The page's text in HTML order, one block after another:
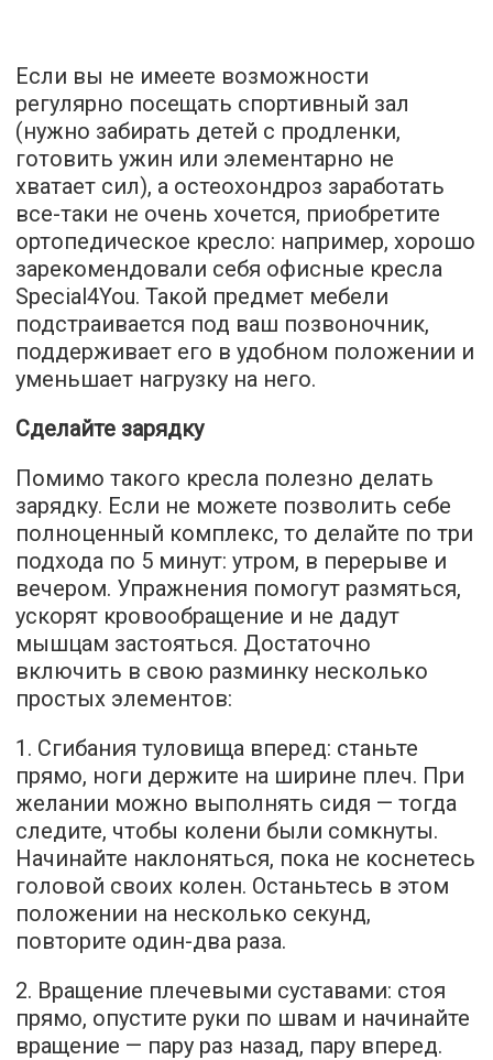
Если вы не имеете возможности
регулярно посещать спортивный зал
(нужно забирать детей с продленки,
готовить ужин или элементарно не
хватает сил), а остеохондроз заработать
все-таки не очень хочется, приобретите
ортопедическое кресло: например, хорошо
зарекомендовали себя офисные кресла
Special4You. Такой предмет мебели
подстраивается под ваш позвоночник,
поддерживает его в удобном положении и
уменьшает нагрузку на него.
Сделайте зарядку
Помимо такого кресла полезно делать
зарядку. Если не можете позволить себе
полноценный комплекс, то делайте по три
подхода по 5 минут: утром, в перерыве и
вечером. Упражнения помогут размяться,
ускорят кровообращение и не дадут
мышцам застояться. Достаточно
включить в свою разминку несколько
простых элементов:
1. Сгибания туловища вперед: станьте
прямо, ноги держите на ширине плеч. При
желании можно выполнять сидя — тогда
следите, чтобы колени были сомкнуты.
Начинайте наклоняться, пока не коснетесь
головой своих колен. Останьтесь в этом
положении на несколько секунд,
повторите один-два раза.
2. Вращение плечевыми суставами: стоя
прямо, опустите руки по швам и начинайте
вращение — пару раз назад, пару вперед.